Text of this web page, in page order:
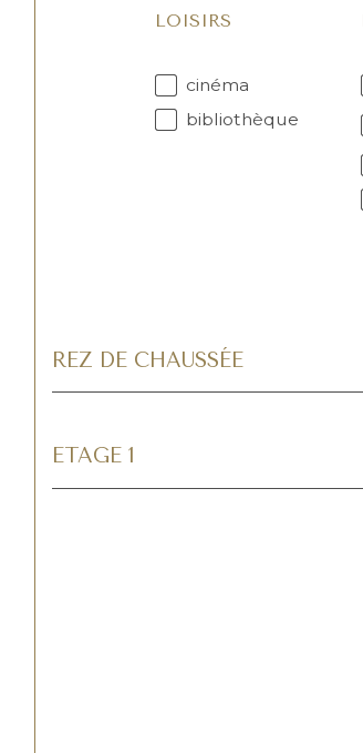
LOISIRS
cinéma
bibliothèque
REZ DE CHAUSSÉE
ETAGE 1